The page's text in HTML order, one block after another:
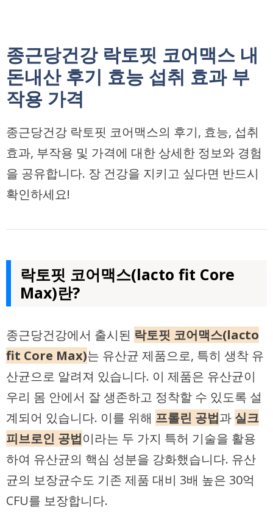
종근당건강 락토핏 코어맥스 내
돈내산 후기 효능 섭취 효과 부
작용 가격
종근당건강 락토핏 코어맥스의 후기, 효능, 섭취
효과, 부작용 및 가격에 대한 상세한 정보와 경험
을 공유합니다. 장 건강을 지키고 싶다면 반드시
확인하세요!
락토핏 코어맥스(lacto fit Core
Max)란?
종근당건강에서 출시된 락토핏 코어맥스(lacto
fit Core Max)는 유산균 제품으로, 특히 생착 유
산균으로 알려져 있습니다. 이 제품은 유산균이
우리 몸 안에서 잘 생존하고 정착할 수 있도록 설
계되어 있습니다. 이를 위해 프롤린 공법과 실크
피브로인 공법이라는 두 가지 특허 기술을 활용
하여 유산균의 핵심 성분을 강화했습니다. 유산
균의 보장균수도 기존 제품 대비 3배 높은 30억
CFU를 보장합니다.